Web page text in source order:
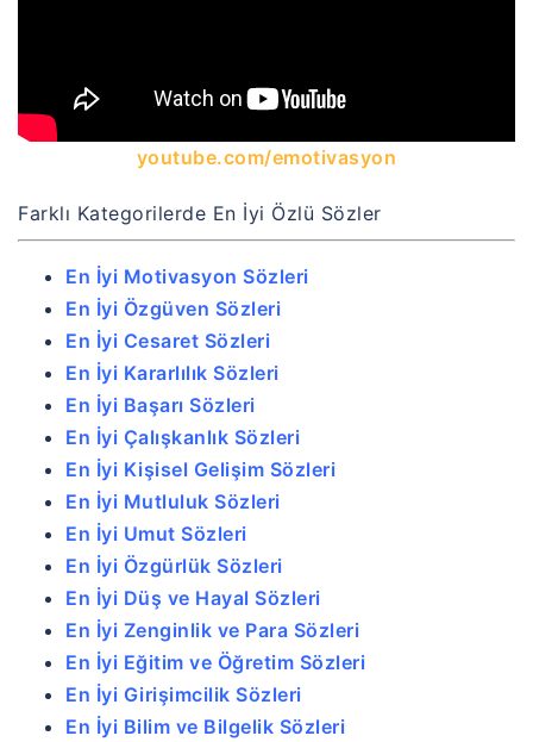
youtube.com/emotivasyon
Farklı Kategorilerde En İyi Özlü Sözler
En İyi Motivasyon Sözleri
En İyi Özgüven Sözleri
En İyi Cesaret Sözleri
En İyi Kararlılık Sözleri
En İyi Başarı Sözleri
En İyi Çalışkanlık Sözleri
En İyi Kişisel Gelişim Sözleri
En İyi Mutluluk Sözleri
En İyi Umut Sözleri
En İyi Özgürlük Sözleri
En İyi Düş ve Hayal Sözleri
En İyi Zenginlik ve Para Sözleri
En İyi Eğitim ve Öğretim Sözleri
En İyi Girişimcilik Sözleri
En İyi Bilim ve Bilgelik Sözleri